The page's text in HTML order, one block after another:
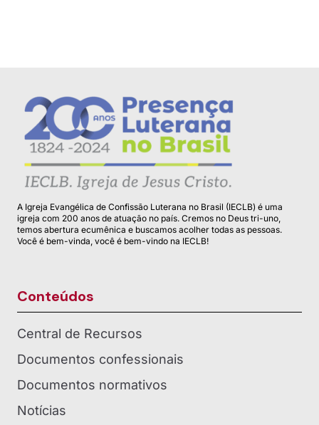
A Igreja Evangélica de Confissão Luterana no Brasil (IECLB) é uma
igreja com 200 anos de atuação no país. Cremos no Deus tri-uno,
temos abertura ecumênica e buscamos acolher todas as pessoas.
Você é bem-vinda, você é bem-vindo na IECLB!
Conteúdos
Central de Recursos
Documentos confessionais
Documentos normativos
Notícias